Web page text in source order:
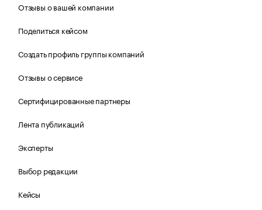
Отзывы о вашей компании
Поделиться кейсом
Создать профиль группы компаний
Отзывы о сервисе
Сертифицированные партнеры
Лента публикаций
Эксперты
Выбор редакции
Кейсы